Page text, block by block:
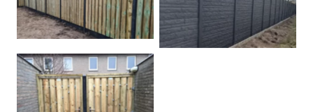
Rots motief antraciet
Tuindeur grenen